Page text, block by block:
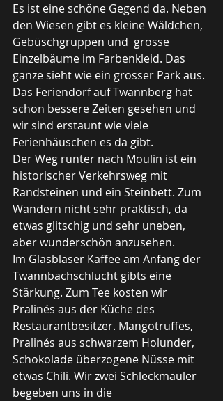
Es ist eine schöne Gegend da. Neben
den Wiesen gibt es kleine Wäldchen,
Gebüschgruppen und  grosse
Einzelbäume im Farbenkleid. Das
ganze sieht wie ein grosser Park aus.
Das Feriendorf auf Twannberg hat
schon bessere Zeiten gesehen und
wir sind erstaunt wie viele
Ferienhäuschen es da gibt.
Der Weg runter nach Moulin ist ein
historischer Verkehrsweg mit
Randsteinen und ein Steinbett. Zum
Wandern nicht sehr praktisch, da
etwas glitschig und sehr uneben,
aber wunderschön anzusehen.
Im Glasbläser Kaffee am Anfang der
Twannbachschlucht gibts eine
Stärkung. Zum Tee kosten wir
Pralinés aus der Küche des
Restaurantbesitzer. Mangotruffes,
Pralinés aus schwarzem Holunder,
Schokolade überzogene Nüsse mit
etwas Chili. Wir zwei Schleckmäuler
begeben uns in die